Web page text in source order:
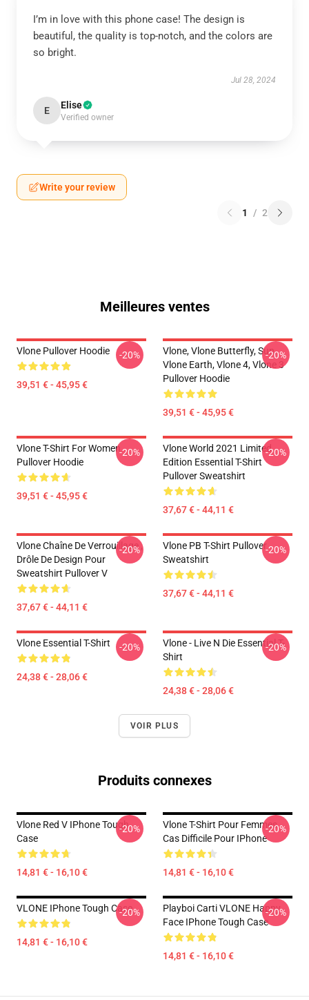
I’m in love with this phone case! The design is
beautiful, the quality is top-notch, and the colors are
so bright.
Jul 28, 2024
E Elise
Verified owner
Write your review
1 / 2
Meilleures ventes
Vlone Pullover Hoodie
39,51 € - 45,95 €
-20%
Vlone, Vlone Butterfly, Sun,
Vlone Earth, Vlone 4, Vlone 3
Pullover Hoodie
39,51 € - 45,95 €
-20%
Vlone T-Shirt For Women
Pullover Hoodie
39,51 € - 45,95 €
-20%
Vlone World 2021 Limited
Edition Essential T-Shirt
Pullover Sweatshirt
37,67 € - 44,11 €
-20%
Vlone Chaîne De Verrouillage ,
Drôle De Design Pour
Sweatshirt Pullover V
37,67 € - 44,11 €
-20%
Vlone PB T-Shirt Pullover
Sweatshirt
37,67 € - 44,11 €
-20%
Vlone Essential T-Shirt
24,38 € - 28,06 €
-20%
Vlone - Live N Die Essential T-
Shirt
24,38 € - 28,06 €
-20%
VOIR PLUS
Produits connexes
Vlone Red V IPhone Tough
Case
14,81 € - 16,10 €
-20%
Vlone T-Shirt Pour Femmes
Cas Difficile Pour IPhone
14,81 € - 16,10 €
-20%
VLONE IPhone Tough Case
14,81 € - 16,10 €
-20%
Playboi Carti VLONE Happy
Face IPhone Tough Case
14,81 € - 16,10 €
-20%